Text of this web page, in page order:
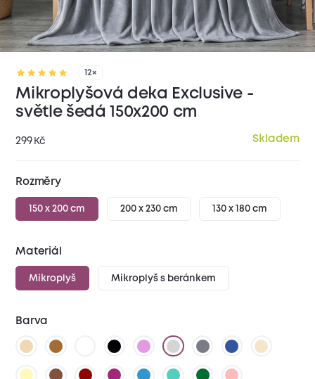
12×
Mikroplyšová deka Exclusive -
světle šedá 150x200 cm
299 Kč Skladem
Rozměry
150 x 200 cm 200 x 230 cm 130 x 180 cm
Materiál
Mikroplyš Mikroplyš s beránkem
Barva